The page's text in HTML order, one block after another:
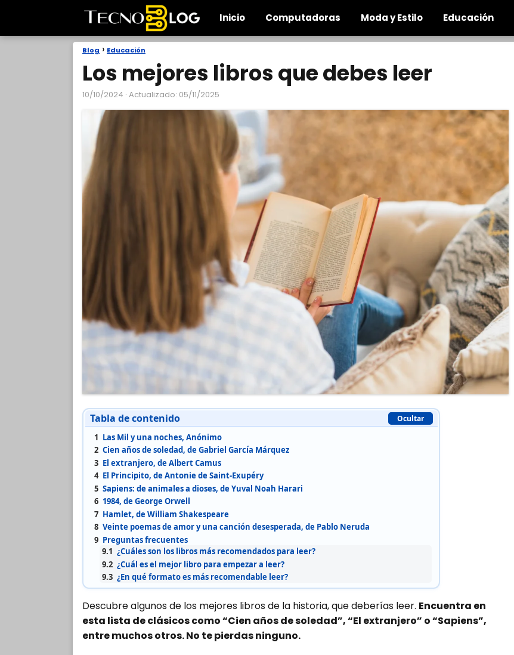
Inicio Computadoras Moda y Estilo Educación
Blog Educación
Los mejores libros que debes leer
10/10/2024 · Actualizado: 05/11/2025
Tabla de contenido Ocultar
1 Las Mil y una noches, Anónimo
2 Cien años de soledad, de Gabriel García Márquez
3 El extranjero, de Albert Camus
4 El Principito, de Antonie de Saint-Exupéry
5 Sapiens: de animales a dioses, de Yuval Noah Harari
6 1984, de George Orwell
7 Hamlet, de William Shakespeare
8 Veinte poemas de amor y una canción desesperada, de Pablo Neruda
9 Preguntas frecuentes
9.1 ¿Cuáles son los libros más recomendados para leer?
9.2 ¿Cuál es el mejor libro para empezar a leer?
9.3 ¿En qué formato es más recomendable leer?
Descubre algunos de los mejores libros de la historia, que deberías leer. Encuentra en
esta lista de clásicos como “Cien años de soledad”, “El extranjero” o “Sapiens”,
entre muchos otros. No te pierdas ninguno.